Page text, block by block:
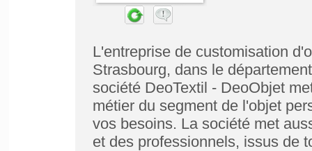
L'entreprise de customisation
Strasbourg, dans le
société DeoTextil - DeoObjet
métier du segment de l'objet
vos besoins. La société met
et des professionnels, issus de